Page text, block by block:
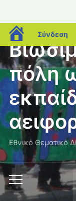
blogs.sch.gr
Σύνδεση
πόλη
Εθνικό Θεματικό
Εναλλαγή
του